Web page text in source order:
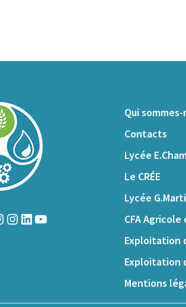
Qui sommes-
Contacts
Lycée
Le CRÉE
Lycée
CFA Agricole
Exploitation
Exploitation
Mentions